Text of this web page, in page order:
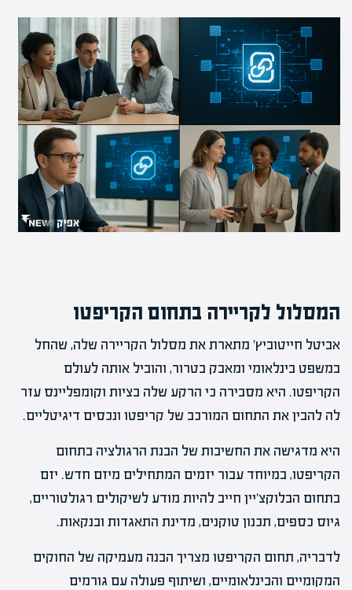
המסלול לקריירה בתחום הקריפטו
אביטל חייטוביץ' מתארת את מסלול הקריירה שלה, שהחל
במשפט בינלאומי ומאבק בטרור, והוביל אותה לעולם
הקריפטו. היא מסבירה כי הרקע שלה בציות וקומפליינס עזר
לה להבין את התחום המורכב של קריפטו ונכסים דיגיטליים.
היא מדגישה את החשיבות של הבנת הרגולציה בתחום
הקריפטו, במיוחד עבור יזמים המתחילים מיזם חדש. יזם
בתחום הבלוקצ'יין חייב להיות מודע לשיקולים רגולטוריים,
גיוס כספים, תכנון טוקנים, מדינת התאגדות ובנקאות.
לדבריה, תחום הקריפטו מצריך הבנה מעמיקה של החוקים
המקומיים והבינלאומיים, ושיתוף פעולה עם גורמים